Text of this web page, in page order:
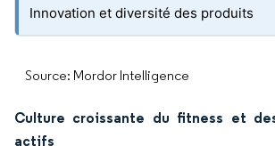
Innovation et diversité des produits
Source: Mordor Intelligence
Culture croissante du fitness et
actifs